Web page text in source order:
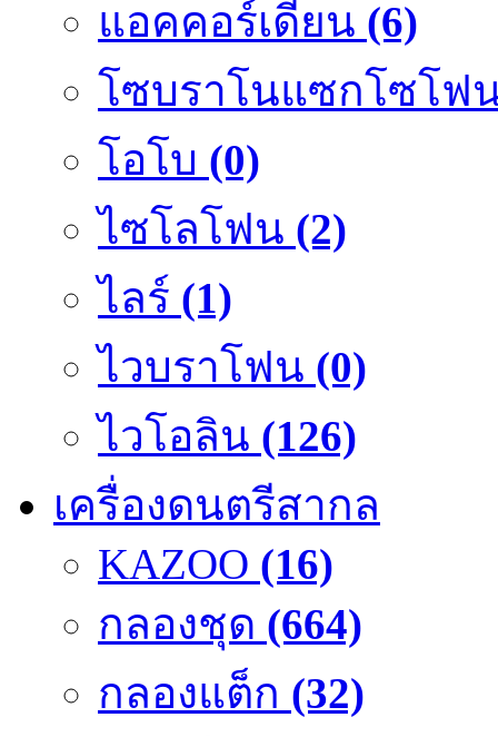
แอคคอร์เดียน (6)
โซบราโนแซกโซโฟ
โอโบ (0)
ไซโลโฟน (2)
ไลร์ (1)
ไวบราโฟน (0)
ไวโอลิน (126)
เครื่องดนตรีสากล
KAZOO (16)
กลองชุด (664)
กลองแต็ก (32)